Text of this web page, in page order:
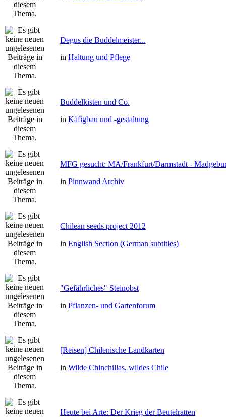
Degus die Buddelmeister...
in Haltung und Pflege
Buddelkisten und Co.
in Käfigbau und -gestaltung
MFG gesucht: MA/Frankfurt/Darmstadt -
in Pinnwand Archiv
Chilean seeds project 2012
in English Section (German subtitles)
"Gefährliches" Steinobst
in Pflanzen- und Gartenforum
[Reisen] Chilenische Landkarten
in Wilde Chinchillas, wildes Chile
Heute bei Arte: Der Krieg der Beutelratten